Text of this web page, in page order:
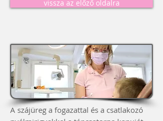
vissza az előző oldalra
A szájüreg a fogazattal és a csatlakozó